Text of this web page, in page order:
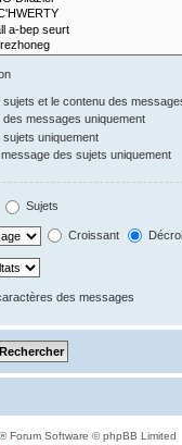
sujets et le contenu des
des messages uniquement
sujets uniquement
des sujets uniquement
Sujets
Croissant
des messages
® Forum Software © phpBB Limited